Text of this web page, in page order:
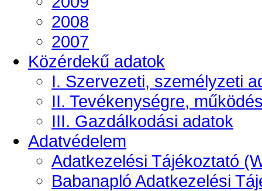
2008
2007
Közérdekű adatok
I. Szervezeti, személyzeti
II. Tevékenységre,
III. Gazdálkodási adatok
Adatvédelem
Adatkezelési Tájékoztató
Babanapló Adatkezelési